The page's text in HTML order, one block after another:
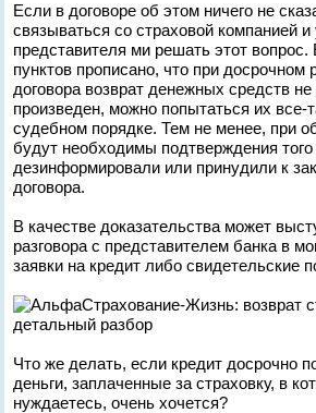
Если в договоре об этом ничего не
связываться со страховой компанией
представителя ми решать этот
пунктов прописано, что при досрочном
договора возврат денежных средств
произведен, можно попытаться их все-
судебном порядке. Тем не менее, при
будут необходимы подтверждения
дезинформировали или принудили к
договора.
В качестве доказательства может
разговора с представителем банка в
заявки на кредит либо свидетельские
Что же делать, если кредит досрочно
деньги, заплаченные за страховку, в
нуждаетесь, очень хочется?